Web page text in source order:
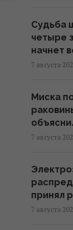
ракеты
00:22
удивило
23:58
Атака
Судьба
четыре
начнет
7 августа
Миска
7 августа
принял
7 августа